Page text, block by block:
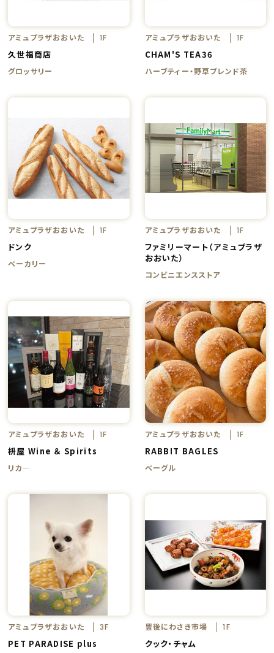
アミュプラザおおいた 1F
久世福商店
グロッサリー
アミュプラザおおいた 1F
CHAM'S TEA36
ハーブティー・野草ブレンド茶
アミュプラザおおいた 1F
ドンク
ベーカリー
アミュプラザおおいた 1F
ファミリーマート（アミュプラザ
おおいた）
コンビニエンスストア
アミュプラザおおいた 1F
枡屋 Wine ＆ Spirits
リカ―
アミュプラザおおいた 1F
RABBIT BAGLES
ベーグル
アミュプラザおおいた 3F
PET PARADISE plus
豊後にわさき市場 1F
クック・チャム